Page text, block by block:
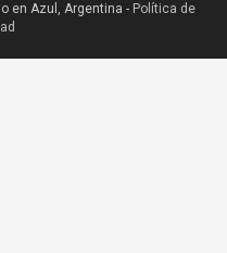
en Azul, Argentina - Política de